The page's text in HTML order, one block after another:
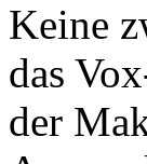
Keine
das
der